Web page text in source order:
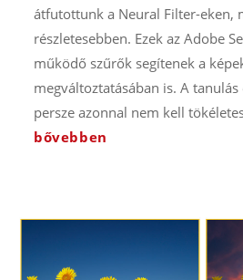
átfutottunk a Neural Filter-eken,
részletesebben. Ezek az Adobe
működő szűrők segítenek a
megváltoztatásában is. A
persze azonnal nem kell
bővebben